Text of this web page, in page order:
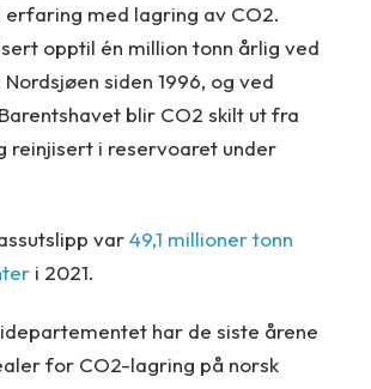
erfaring med lagring av CO2.
opptil én million tonn årlig ved
siden 1996, og ved
blir CO2 skilt ut fra
reinjisert i reservoaret under
var49,1 millioner tonn
i 2021.
har de siste årene
for CO2-lagring på norsk